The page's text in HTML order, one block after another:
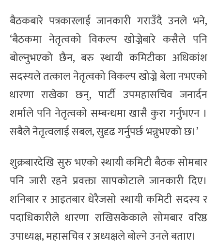
बैठकबारे पत्रकारलाई जानकारी गराउँदै उनले भने,
‘बैठकमा नेतृत्वको विकल्प खोज्नेबारे कसैले पनि
बोल्नुभएको छैन, बरु स्थायी कमिटीका अधिकांश
सदस्यले तत्काल नेतृत्वको विकल्प खोज्ने बेला नभएको
धारणा राखेका छन्, पार्टी उपमहासचिव जनार्दन
शर्माले पनि नेतृत्वको सम्बन्धमा खासै कुरा गर्नुभएन ।
सबैले नेतृत्वलाई सबल, सुदृढ गर्नुपर्छ भन्नुभएको छ।’
शुक्रबारदेखि सुरु भएको स्थायी कमिटी बैठक सोमबार
पनि जारी रहने प्रवक्ता सापकोटाले जानकारी दिए।
शनिबार र आइतबार धेरैजसो स्थायी कमिटी सदस्य र
पदाधिकारीले धारणा राखिसकेकाले सोमबार वरिष्ठ
उपाध्यक्ष, महासचिव र अध्यक्षले बोल्ने उनले बताए।